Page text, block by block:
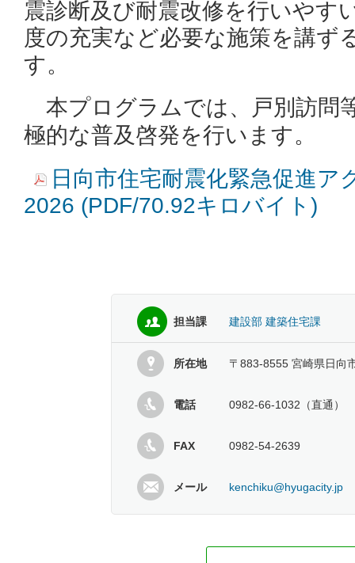
震診断及び耐震改修を行いやす
度の充実など必要な施策を講ず
す。
本プログラムでは、戸別訪問
極的な普及啓発を行います。
日向市住宅耐震化緊急促進ア
2026 (PDF/70.92キロバイト)
担当課 建設部 建築住宅課
所在地 〒883-8555 宮崎県日向
電話 0982-66-1032（直通）
FAX 0982-54-2639
メール kenchiku@hyugacity.jp